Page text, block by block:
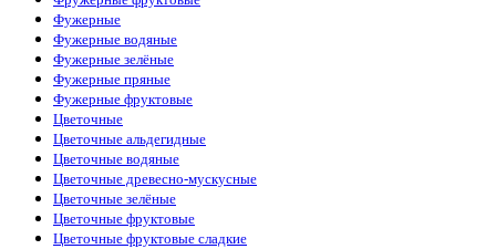
Фужерные
Фужерные водяные
Фужерные зелёные
Фужерные пряные
Фужерные фруктовые
Цветочные
Цветочные альдегидные
Цветочные водяные
Цветочные древесно-мускусные
Цветочные зелёные
Цветочные фруктовые
Цветочные фруктовые сладкие